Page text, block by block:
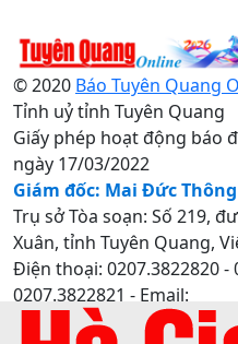
© 2020 Báo Tuyên Quang
Tỉnh uỷ tỉnh Tuyên Quang
Giấy phép hoạt động báo
ngày 17/03/2022
Giám đốc: Mai Đức Thông
Trụ sở Tòa soạn: Số 219,
Xuân, tỉnh Tuyên Quang,
Điện thoại: 0207.3822820 -
0207.3822821 - Email: